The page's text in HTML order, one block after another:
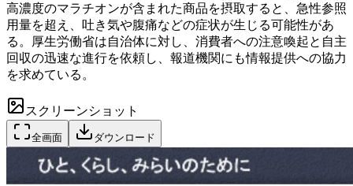
高濃度のマラチオンが含まれた商品を摂取すると、急性参照
用量を超え、吐き気や腹痛などの症状が生じる可能性があ
る。厚生労働省は自治体に対し、消費者への注意喚起と自主
回収の迅速な進行を依頼し、報道機関にも情報提供への協力
を求めている。
スクリーンショット
全画面 ダウンロード